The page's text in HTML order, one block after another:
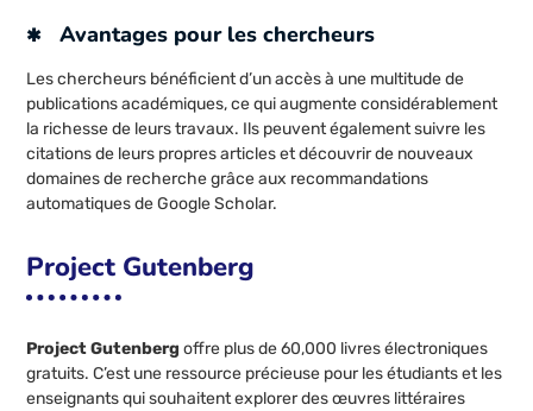
Avantages pour les chercheurs
Les chercheurs bénéficient d’un accès à une multitude de
publications académiques, ce qui augmente considérablement
la richesse de leurs travaux. Ils peuvent également suivre les
citations de leurs propres articles et découvrir de nouveaux
domaines de recherche grâce aux recommandations
automatiques de Google Scholar.
Project Gutenberg
Project Gutenberg offre plus de 60,000 livres électroniques
gratuits. C’est une ressource précieuse pour les étudiants et les
enseignants qui souhaitent explorer des œuvres littéraires